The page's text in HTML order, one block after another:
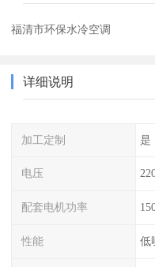
福清市环保水冷空调
详细说明
加工定制 是
电压
配套电机功率
性能 低